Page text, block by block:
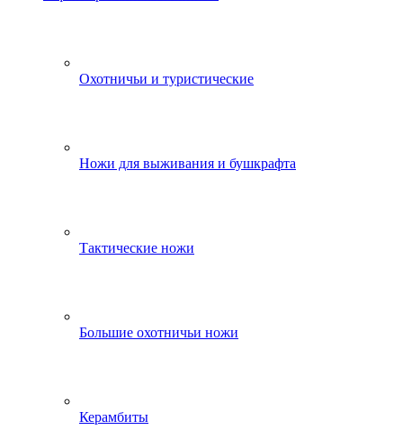
Охотничьи и туристические
Ножи для выживания и бушкрафта
Тактические ножи
Большие охотничьи ножи
Керамбиты